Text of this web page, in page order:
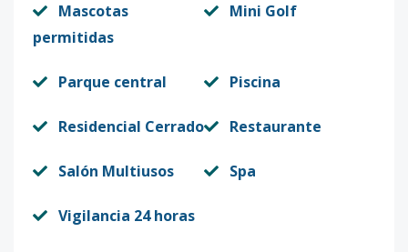
Mascotas
permitidas
Mini Golf
Parque central Piscina
Residencial Cerrado Restaurante
Salón Multiusos Spa
Vigilancia 24 horas